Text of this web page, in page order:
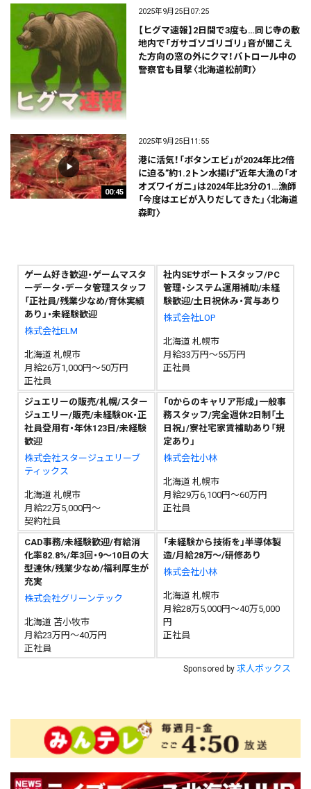
2025年9月25日07:25
【ヒグマ速報】2日間で3度も…同じ寺の敷
地内で「ガサゴソゴリゴリ」音が聞こえ
た方向の窓の外にクマ！パトロール中の
警察官も目撃〈北海道松前町〉
00:45
2025年9月25日11:55
港に活気！「ボタンエビ」が2024年比2倍
に迫る”約1.2トン水揚げ”近年大漁の「オ
オズワイガニ」は2024年比3分の1…漁師
「今度はエビが入りだしてきた」〈北海道
森町〉
ゲーム好き歓迎・ゲームマスタ
ーデータ・データ管理スタッフ
「正社員/残業少なめ/育休実績
あり」・未経験歓迎
株式会社ELM
北海道 札幌市
月給26万1,000円～50万円
正社員
社内SEサポートスタッフ/PC
管理・システム運用補助/未経
験歓迎/土日祝休み・賞与あり
株式会社LOP
北海道 札幌市
月給33万円～55万円
正社員
ジュエリーの販売/札幌/スター
ジュエリー/販売/未経験OK・正
社員登用有・年休123日/未経験
歓迎
株式会社スタージュエリーブ
ティックス
北海道 札幌市
月給22万5,000円～
契約社員
「0からのキャリア形成」一般事
務スタッフ/完全週休2日制「土
日祝」/寮社宅家賃補助あり「規
定あり」
株式会社小林
北海道 札幌市
月給29万6,100円～60万円
正社員
CAD事務/未経験歓迎/有給消
化率82.8%/年3回・9～10日の大
型連休/残業少なめ/福利厚生が
充実
株式会社グリーンテック
北海道 苫小牧市
月給23万円～40万円
正社員
「未経験から技術を」半導体製
造/月給28万〜/研修あり
株式会社小林
北海道 札幌市
月給28万5,000円～40万5,000
円
正社員
Sponsored by 求人ボックス